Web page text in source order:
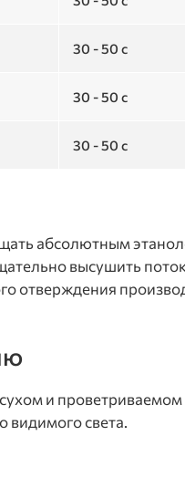
30 - 50 с
30 - 50 с
30 - 50 с
абсолютным
высушить
отверждения
и
видимого света.